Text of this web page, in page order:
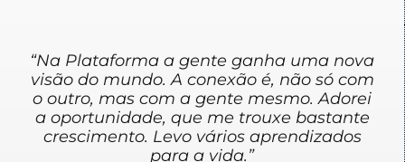
“Na Plataforma a gente ganha uma nova
visão do mundo. A conexão é, não só com
o outro, mas com a gente mesmo. Adorei
a oportunidade, que me trouxe bastante
crescimento. Levo vários aprendizados
para a vida.”